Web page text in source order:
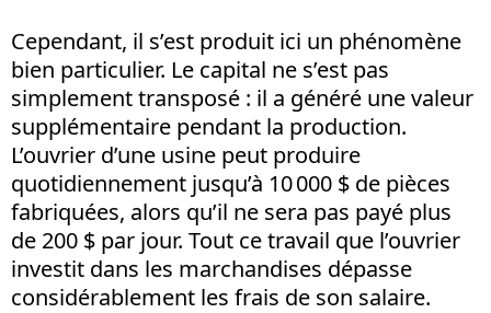
Cependant, il s’est produit ici un phénomène
bien particulier. Le capital ne s’est pas
simplement transposé : il a généré une valeur
supplémentaire pendant la production.
L’ouvrier d’une usine peut produire
quotidiennement jusqu’à 10 000 $ de pièces
fabriquées, alors qu’il ne sera pas payé plus
de 200 $ par jour. Tout ce travail que l’ouvrier
investit dans les marchandises dépasse
considérablement les frais de son salaire.